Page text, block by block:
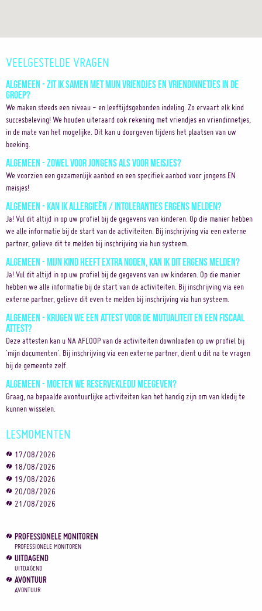
VEELGESTELDE VRAGEN
Algemeen - Zit ik samen met mijn vriendjes en vriendinnetjes in de
groep?
We maken steeds een niveau - en leeftijdsgebonden indeling. Zo ervaart elk kind
succesbeleving! We houden uiteraard ook rekening met vriendjes en vriendinnetjes,
in de mate van het mogelijke. Dit kan u doorgeven tijdens het plaatsen van uw
boeking.
Algemeen - Zowel voor jongens als voor meisjes?
We voorzien een gezamenlijk aanbod en een specifiek aanbod voor jongens EN
meisjes!
Algemeen - Kan ik allergieën / intoleranties ergens melden?
Ja! Vul dit altijd in op uw profiel bij de gegevens van kinderen. Op die manier hebben
we alle informatie bij de start van de activiteiten. Bij inschrijving via een externe
partner, gelieve dit te melden bij inschrijving via hun systeem.
Algemeen - Mijn kind heeft extra noden, kan ik dit ergens melden?
Ja! Vul dit altijd in op uw profiel bij de gegevens van uw kinderen. Op die manier
hebben we alle informatie bij de start van de activiteiten. Bij inschrijving via een
externe partner, gelieve dit even te melden bij inschrijving via hun systeem.
Algemeen - Krijgen we een attest voor de mutualiteit en een fiscaal
attest?
Deze attesten kan u NA AFLOOP van de activiteiten downloaden op uw profiel bij
'mijn documenten'. Bij inschrijving via een externe partner, dient u dit na te vragen
bij de gemeente zelf.
Algemeen - Moeten we reservekledij meegeven?
Graag, na bepaalde avontuurlijke activiteiten kan het handig zijn om van kledij te
kunnen wisselen.
LESMOMENTEN
17/08/2026
18/08/2026
19/08/2026
20/08/2026
21/08/2026
PROFESSIONELE MONITOREN
PROFESSIONELE MONITOREN
UITDAGEND
UITDAGEND
AVONTUUR
AVONTUUR